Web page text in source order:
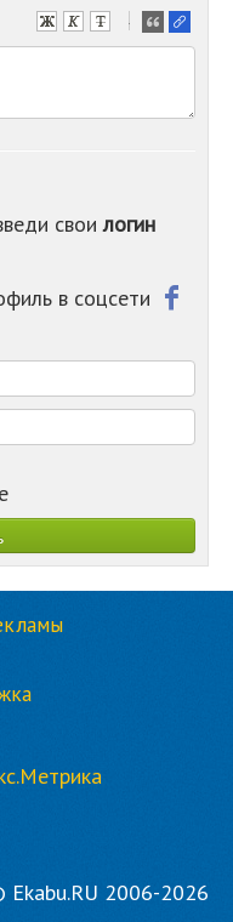
-
-
-
-
-
своилогин
в соцсети
Ekabu.RU 2006-2026